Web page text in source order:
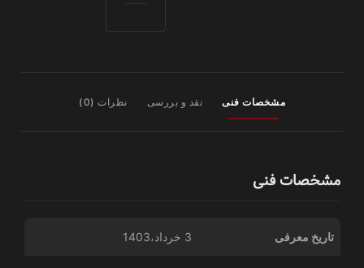
مشخصات فنی نقد و بررسی نظرات (0)
مشخصات فنی
تاریخ معرفی 3 خرداد،1403